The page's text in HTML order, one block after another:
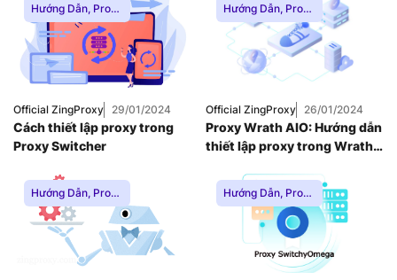
Hướng Dẫn, Proxy
Dân Cư,Proxy
SOCKS5,Thuê
Proxy Nước Ngoài,
Thuê Proxy US
Thuê Proxy Việt
Nam
Uncategorized
Official ZingProxy 29/01/2024
Cách thiết lập proxy trong
Proxy Switcher
Hướng Dẫn, Proxy
Dân Cư,Proxy
SOCKS5 ,Thuê
Proxy Nước Ngoài ,
Thuê Proxy US
Nam
Uncategorized
Official ZingProxy 26/01/2024
Proxy Wrath AIO: Hướng dẫn
thiết lập proxy trong Wrath
Hướng Dẫn, Proxy
Dân Cư,Proxy
SOCKS5,
Thuê
Proxy Nước Ngoài,
Thuê Proxy US,
Hướng Dẫn, Proxy
Dân Cư,Proxy
SOCKS5, Thuê
Proxy Nước Ngoài
Thuê Proxy US,
Thuê Proxy Việt